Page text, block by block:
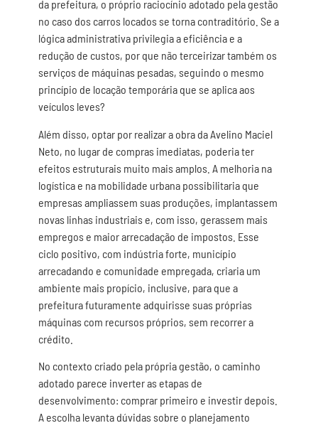
da prefeitura, o próprio raciocínio adotado pela gestão
no caso dos carros locados se torna contraditório. Se a
lógica administrativa privilegia a eficiência e a
redução de custos, por que não terceirizar também os
serviços de máquinas pesadas, seguindo o mesmo
princípio de locação temporária que se aplica aos
veículos leves?
Além disso, optar por realizar a obra da Avelino Maciel
Neto, no lugar de compras imediatas, poderia ter
efeitos estruturais muito mais amplos. A melhoria na
logística e na mobilidade urbana possibilitaria que
empresas ampliassem suas produções, implantassem
novas linhas industriais e, com isso, gerassem mais
empregos e maior arrecadação de impostos. Esse
ciclo positivo, com indústria forte, município
arrecadando e comunidade empregada, criaria um
ambiente mais propício, inclusive, para que a
prefeitura futuramente adquirisse suas próprias
máquinas com recursos próprios, sem recorrer a
crédito.
No contexto criado pela própria gestão, o caminho
adotado parece inverter as etapas de
desenvolvimento: comprar primeiro e investir depois.
A escolha levanta dúvidas sobre o planejamento